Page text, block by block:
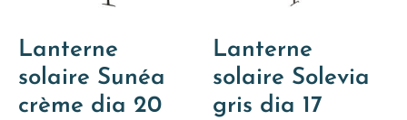
Lanterne
solaire Sunéa
crème dia 20
Lanterne
solaire Solevia
gris dia 17